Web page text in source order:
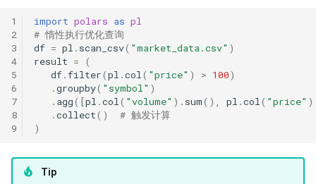
1
2
3
4
5
6
7
8
9
import polars as pl
# 惰性执行优化查询
df = pl . scan_csv( "market_data.csv" )
result =
(
df.filter(pl .col( "price" ) > 100)
.groupby( "symbol" )
. agg([pl .col( "volume" ) . sum(), pl .col( "price" )
.collect()
# 触发计算
)
Tip